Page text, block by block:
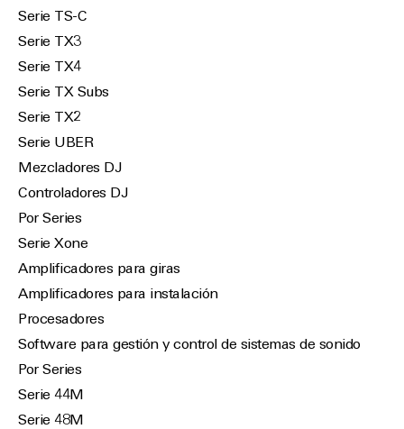
Serie TS-C
Serie TX3
Serie TX4
Serie TX Subs
Serie TX2
Serie UBER
Mezcladores DJ
Controladores DJ
Por Series
Serie Xone
Amplificadores para giras
Amplificadores para instalación
Procesadores
Software para gestión y control de sistemas de sonido
Por Series
Serie 44M
Serie 48M